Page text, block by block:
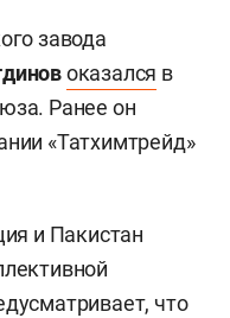
завода
оказался в
Ранее он
«Татхимтрейд»
и Пакистан
что